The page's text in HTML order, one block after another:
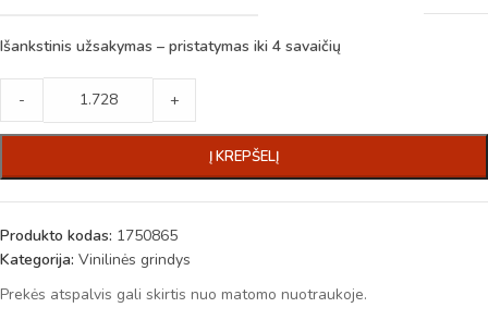
Išankstinis užsakymas – pristatymas iki 4 savaičių
- +
Į KREPŠELĮ
Produkto kodas: 1750865
Kategorija: Vinilinės grindys
Prekės atspalvis gali skirtis nuo matomo nuotraukoje.